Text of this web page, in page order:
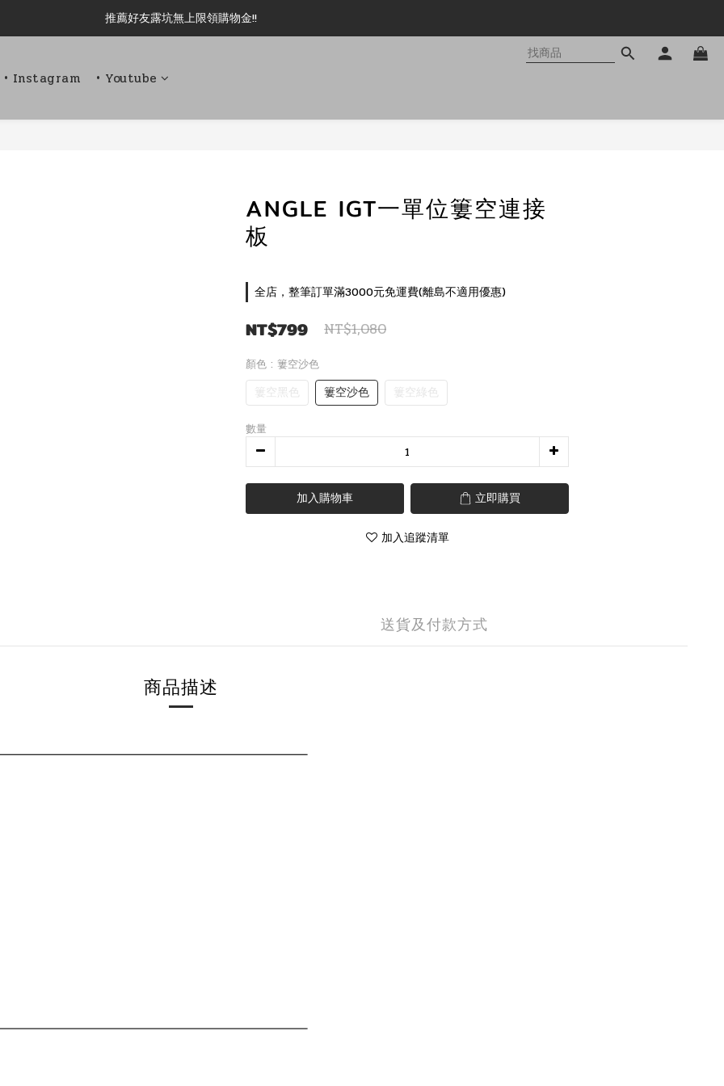
新加入會員即可現領 50元購物金!!
推薦好友露坑無上限領購物金!!
• Instagram • Youtube
ANGLE IGT一單位簍空連接
板
全店，整筆訂單滿3000元免運費(離島不適用優惠)
NT$799 NT$1,080
顏色 : 簍空沙色
簍空黑色 簍空沙色 簍空綠色
數量
加入購物車 立即購買
加入追蹤清單
送貨及付款方式
商品描述